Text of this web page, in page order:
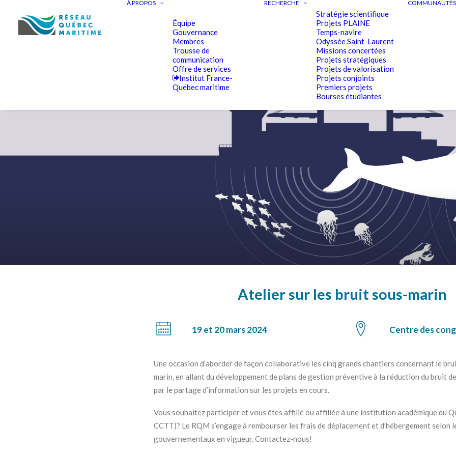
À PROPOS
Équipe
Gouvernance
Membres
Trousse de
communication
Offre de services
Institut France-
Québec maritime
RECHERCHE
Stratégie scientifique
Projets PLAINE
Temps-navire
Odyssée Saint-Laurent
Missions concertées
Projets stratégiques
Projets de valorisation
Projets conjoints
Premiers projets
Bourses étudiantes
COMMUNAUTÉS
Atelier sur les bruit sous-marin
19 et 20 mars 2024 Centre des
Une occasion d’aborder de façon collaborative les cinq grands chantiers concernant le
marin, en allant du développement de plans de gestion préventive à la réduction du bruit
par le partage d’information sur les projets en cours.
Vous souhaitez participer et vous êtes affilié ou affiliée à une institution académique du
CCTT)? Le RQM s’engage à rembourser les frais de déplacement et d’hébergement selon
gouvernementaux en vigueur. Contactez-nous!